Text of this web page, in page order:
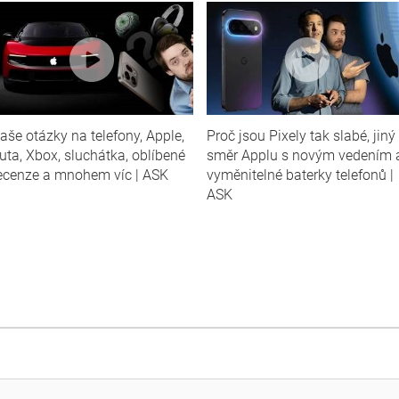
otázky na telefony, Apple,
Xbox, sluchátka, oblíbené
a mnohem víc | ASK
Proč jsou Pixely tak slabé, jiný
směr Applu s novým vedením
vyměnitelné baterky telefonů |
ASK